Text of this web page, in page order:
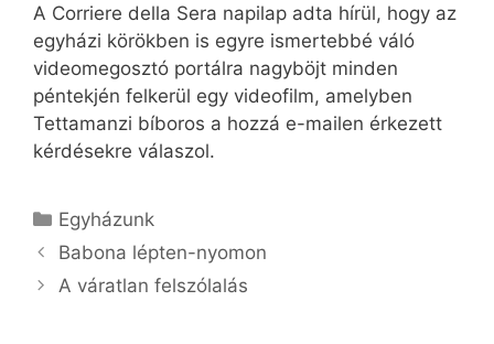
A Corriere della Sera napilap adta hírül, hogy az
egyházi körökben is egyre ismertebbé váló
videomegosztó portálra nagyböjt minden
péntekjén felkerül egy videofilm, amelyben
Tettamanzi bíboros a hozzá e-mailen érkezett
kérdésekre válaszol.
Kategória
Egyházunk
Babona lépten-nyomon
A váratlan felszólalás